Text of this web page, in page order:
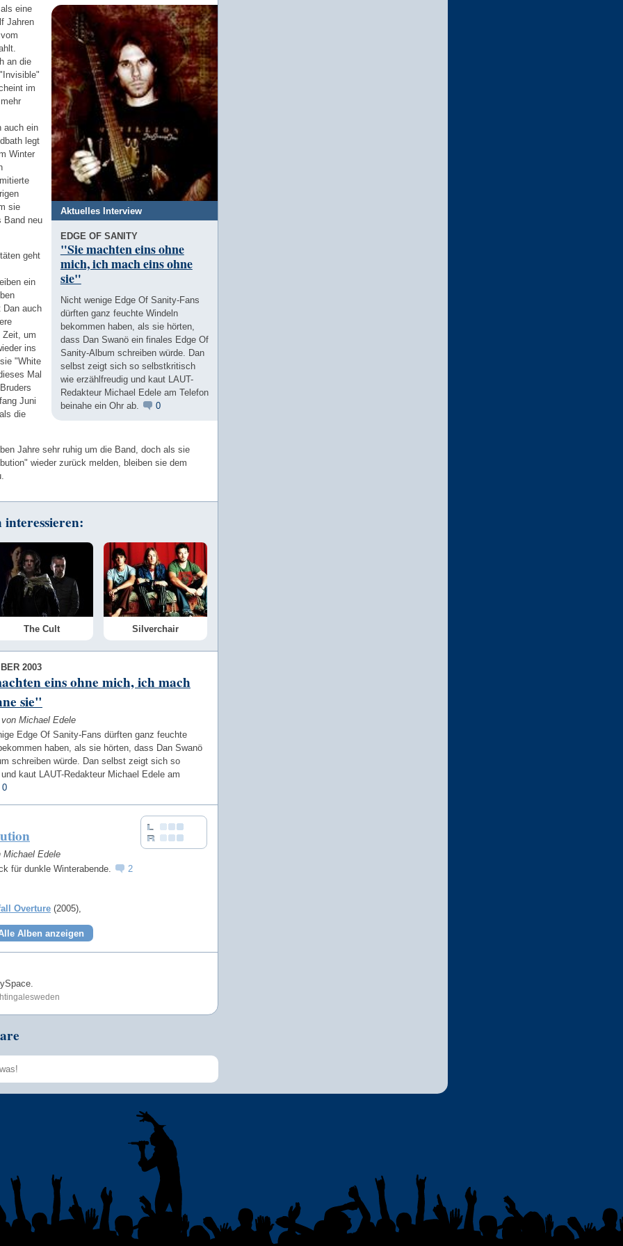
Aktuelles Interview
EDGE OF SANITY
"Sie machten eins ohne
mich, ich mach eins ohne
sie"
Nicht wenige Edge Of Sanity-Fans
dürften ganz feuchte Windeln
bekommen haben, als sie hörten,
dass Dan Swanö ein finales Edge Of
Sanity-Album schreiben würde. Dan
selbst zeigt sich so selbstkritisch
wie erzählfreudig und kaut LAUT-
Redakteur Michael Edele am Telefon
beinahe ein Ohr ab.
0
eine
Jahren
an die
im
auch ein
legt
Winter
sie
Band neu
geht
ein
Dan auch
Zeit, um
ins
"White
Mal
Juni
die
Jahre sehr ruhig um die Band, doch als sie
wieder zurück melden, bleiben sie dem
The Cult Silverchair
2003
eins ohne mich, ich mach
sie"
Michael Edele
Edge Of Sanity-Fans dürften ganz feuchte
haben, als sie hörten, dass Dan Swanö
schreiben würde. Dan selbst zeigt sich so
kaut LAUT-Redakteur Michael Edele am
0
Michael Edele
für dunkle Winterabende.
2
Overture (2005)
Alben anzeigen
Speichern